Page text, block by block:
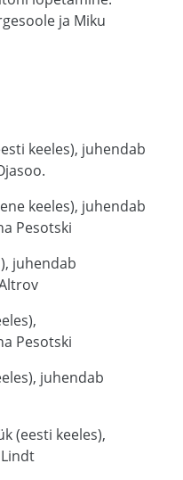
ja Miku
keeles), juhendab
keeles), juhendab
Pesotski
juhendab
Pesotski
juhendab
(eesti keeles),